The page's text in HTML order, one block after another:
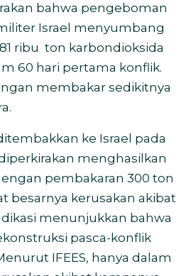
bahwa pengeboman
Israel menyumbang
ribu ton karbondioksida
60 hari pertama konflik.
membakar sedikitnya
ke Israel pada
menghasilkan
pembakaran 300 ton
besarnya kerusakan akibat
menunjukkan bahwa
pasca-konflik
IFEES, hanya dalam